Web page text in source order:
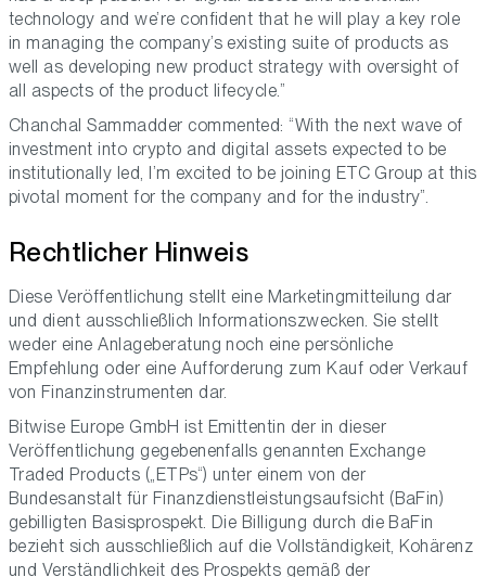
technology and we’re confident that he will play a key role
in managing the company’s existing suite of products as
well as developing new product strategy with oversight of
all aspects of the product lifecycle.”
Chanchal Sammadder commented: “With the next wave of
investment into crypto and digital assets expected to be
institutionally led, I’m excited to be joining ETC Group at this
pivotal moment for the company and for the industry”.
Rechtlicher Hinweis
Diese Veröffentlichung stellt eine Marketingmitteilung dar
und dient ausschließlich Informationszwecken. Sie stellt
weder eine Anlageberatung noch eine persönliche
Empfehlung oder eine Aufforderung zum Kauf oder Verkauf
von Finanzinstrumenten dar.
Bitwise Europe GmbH ist Emittentin der in dieser
Veröffentlichung gegebenenfalls genannten Exchange
Traded Products („ETPs“) unter einem von der
Bundesanstalt für Finanzdienstleistungsaufsicht (BaFin)
gebilligten Basisprospekt. Die Billigung durch die BaFin
bezieht sich ausschließlich auf die Vollständigkeit, Kohärenz
und Verständlichkeit des Prospekts gemäß der